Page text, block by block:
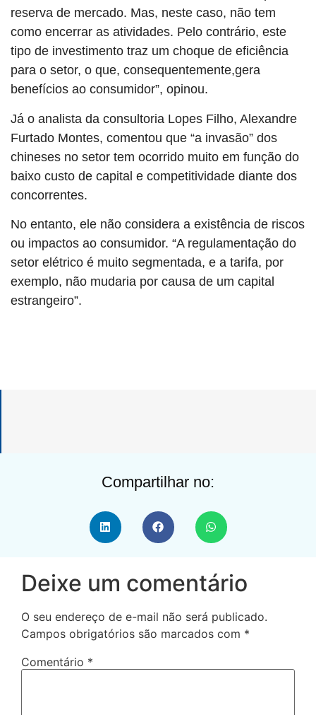
reserva de mercado. Mas, neste caso, não tem
como encerrar as atividades. Pelo contrário, este
tipo de investimento traz um choque de eficiência
para o setor, o que, consequentemente,gera
benefícios ao consumidor”, opinou.
Já o analista da consultoria Lopes Filho, Alexandre
Furtado Montes, comentou que “a invasão” dos
chineses no setor tem ocorrido muito em função do
baixo custo de capital e competitividade diante dos
concorrentes.
No entanto, ele não considera a existência de riscos
ou impactos ao consumidor. “A regulamentação do
setor elétrico é muito segmentada, e a tarifa, por
exemplo, não mudaria por causa de um capital
estrangeiro”.
Compartilhar no:
Deixe um comentário
O seu endereço de e-mail não será publicado.
Campos obrigatórios são marcados com *
Comentário *